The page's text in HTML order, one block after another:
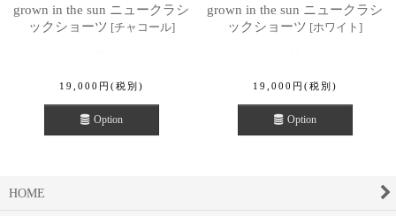
grown in the sun ニュークラシ
ックショーツ [チャコール]
19,000 円 (税別)
Option
grown in the sun ニュークラシ
ックショーツ [ホワイト ]
19,000 円 (税別)
Option
HOME